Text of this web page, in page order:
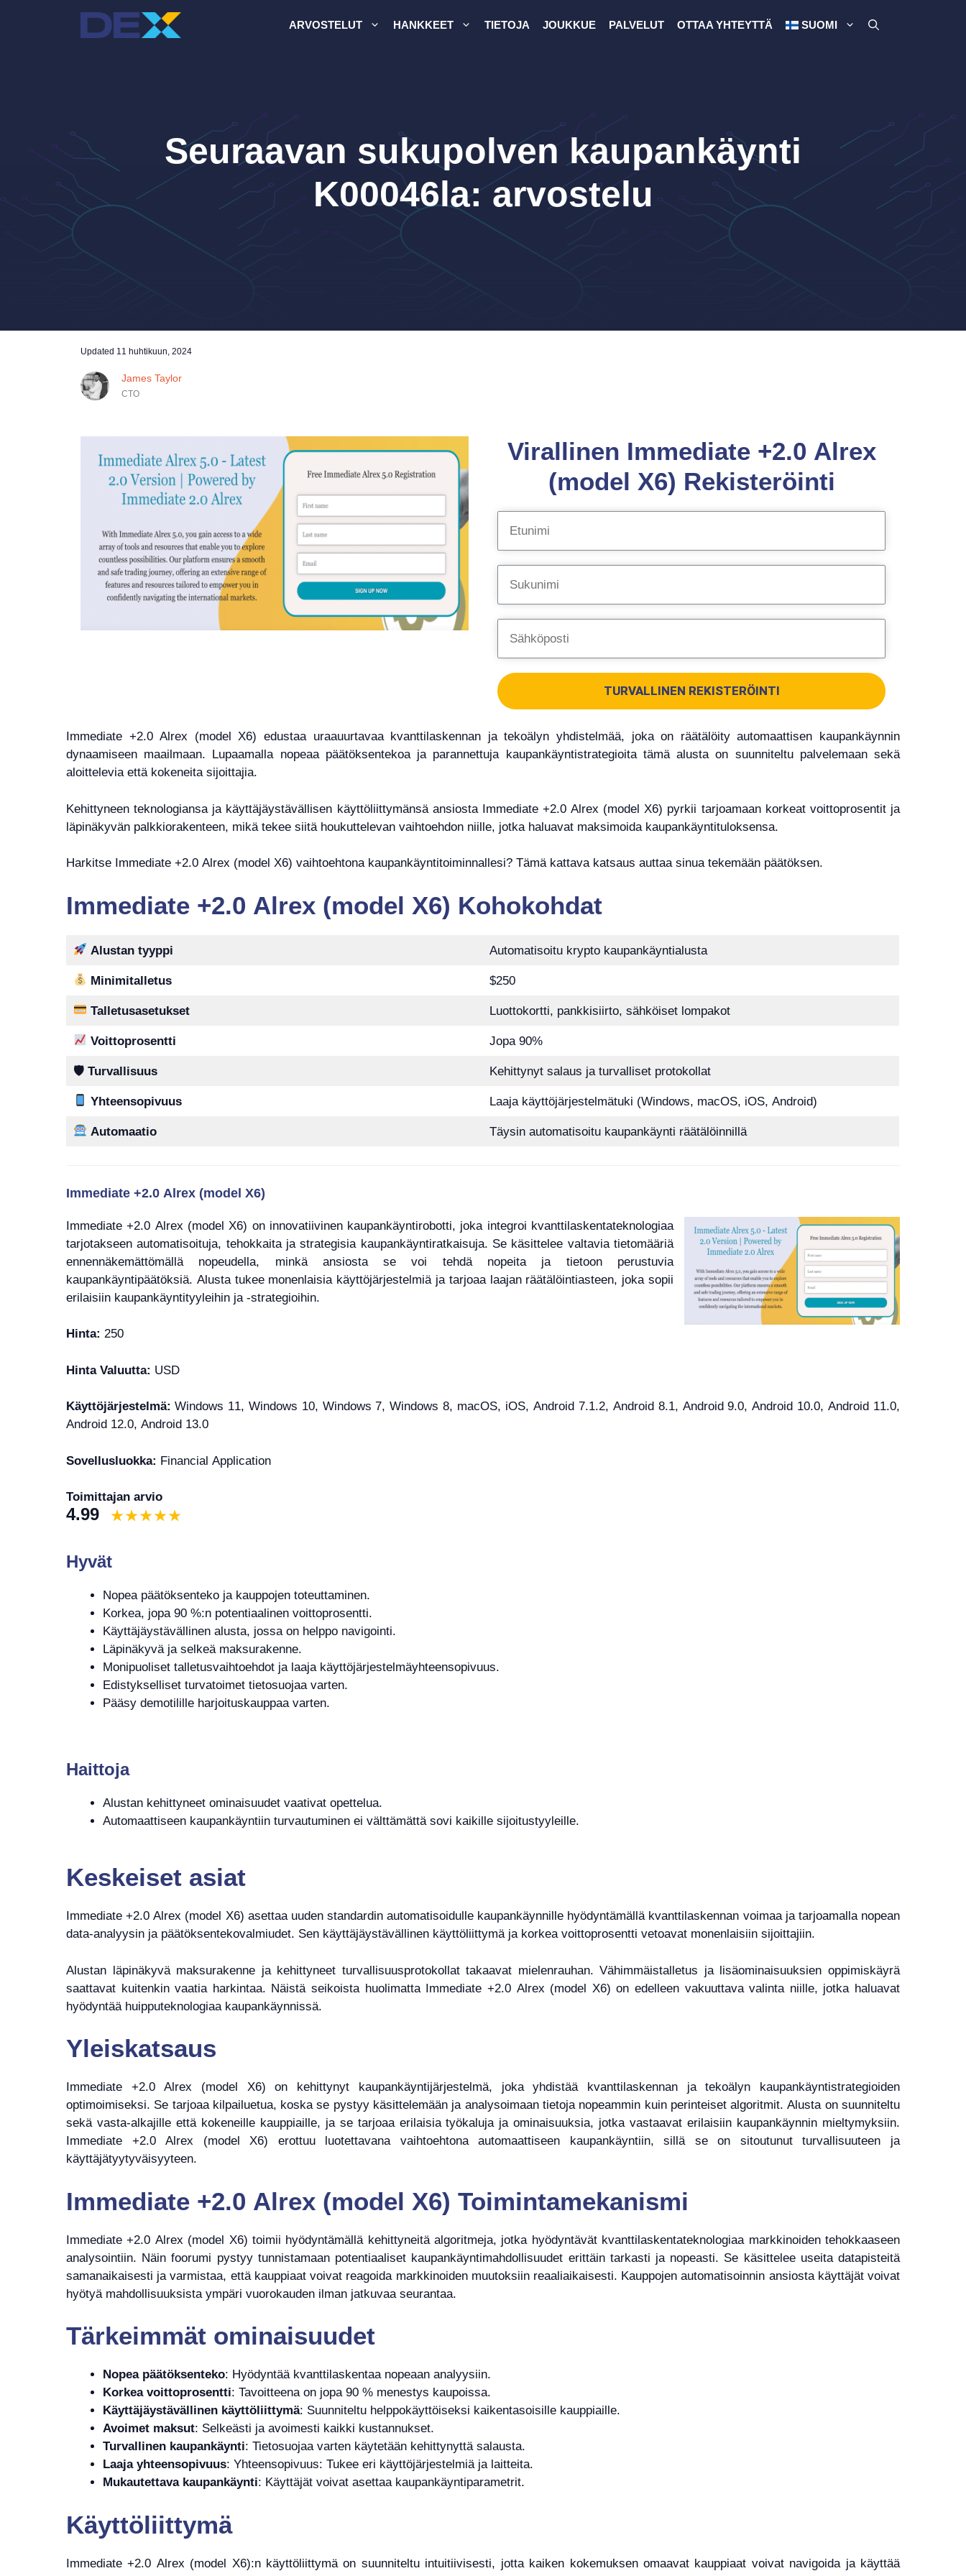
ARVOSTELUT HANKKEET TIETOJA JOUKKUE PALVELUT OTTAA YHTEYTTÄ SUOMI
Seuraavan sukupolven kaupankäynti
K00046la: arvostelu
Updated 11 huhtikuun, 2024
James Taylor
CTO
Virallinen Immediate +2.0 Alrex
(model X6) Rekisteröinti
TURVALLINEN REKISTERÖINTI
Immediate +2.0 Alrex (model X6) edustaa uraauurtavaa kvanttilaskennan ja tekoälyn yhdistelmää, joka on räätälöity automaattisen kaupankäynnin
dynaamiseen maailmaan. Lupaamalla nopeaa päätöksentekoa ja parannettuja kaupankäyntistrategioita tämä alusta on suunniteltu palvelemaan sekä
aloittelevia että kokeneita sijoittajia.
Kehittyneen teknologiansa ja käyttäjäystävällisen käyttöliittymänsä ansiosta Immediate +2.0 Alrex (model X6) pyrkii tarjoamaan korkeat voittoprosentit ja
läpinäkyvän palkkiorakenteen, mikä tekee siitä houkuttelevan vaihtoehdon niille, jotka haluavat maksimoida kaupankäyntituloksensa.
Harkitse Immediate +2.0 Alrex (model X6) vaihtoehtona kaupankäyntitoiminnallesi? Tämä kattava katsaus auttaa sinua tekemään päätöksen.
Immediate +2.0 Alrex (model X6) Kohokohdat
Alustan tyyppi Automatisoitu krypto kaupankäyntialusta
Minimitalletus $250
Talletusasetukset Luottokortti, pankkisiirto, sähköiset lompakot
Voittoprosentti Jopa 90%
🛡 Turvallisuus Kehittynyt salaus ja turvalliset protokollat
Yhteensopivuus Laaja käyttöjärjestelmätuki (Windows, macOS, iOS, Android)
Automaatio Täysin automatisoitu kaupankäynti räätälöinnillä
Immediate +2.0 Alrex (model X6)
Immediate +2.0 Alrex (model X6) on innovatiivinen kaupankäyntirobotti, joka integroi kvanttilaskentateknologiaa
tarjotakseen automatisoituja, tehokkaita ja strategisia kaupankäyntiratkaisuja. Se käsittelee valtavia tietomääriä
ennennäkemättömällä nopeudella, minkä ansiosta se voi tehdä nopeita ja tietoon perustuvia
kaupankäyntipäätöksiä. Alusta tukee monenlaisia käyttöjärjestelmiä ja tarjoaa laajan räätälöintiasteen, joka sopii
erilaisiin kaupankäyntityyleihin ja -strategioihin.
Hinta: 250
Hinta Valuutta: USD
Käyttöjärjestelmä: Windows 11, Windows 10, Windows 7, Windows 8, macOS, iOS, Android 7.1.2, Android 8.1, Android 9.0, Android 10.0, Android 11.0,
Android 12.0, Android 13.0
Sovellusluokka: Financial Application
Toimittajan arvio
4.99
Hyvät
Nopea päätöksenteko ja kauppojen toteuttaminen.
Korkea, jopa 90 %:n potentiaalinen voittoprosentti.
Käyttäjäystävällinen alusta, jossa on helppo navigointi.
Läpinäkyvä ja selkeä maksurakenne.
Monipuoliset talletusvaihtoehdot ja laaja käyttöjärjestelmäyhteensopivuus.
Edistykselliset turvatoimet tietosuojaa varten.
Pääsy demotilille harjoituskauppaa varten.
Haittoja
Alustan kehittyneet ominaisuudet vaativat opettelua.
Automaattiseen kaupankäyntiin turvautuminen ei välttämättä sovi kaikille sijoitustyyleille.
Keskeiset asiat
Immediate +2.0 Alrex (model X6) asettaa uuden standardin automatisoidulle kaupankäynnille hyödyntämällä kvanttilaskennan voimaa ja tarjoamalla nopean
data-analyysin ja päätöksentekovalmiudet. Sen käyttäjäystävällinen käyttöliittymä ja korkea voittoprosentti vetoavat monenlaisiin sijoittajiin.
Alustan läpinäkyvä maksurakenne ja kehittyneet turvallisuusprotokollat takaavat mielenrauhan. Vähimmäistalletus ja lisäominaisuuksien oppimiskäyrä
saattavat kuitenkin vaatia harkintaa. Näistä seikoista huolimatta Immediate +2.0 Alrex (model X6) on edelleen vakuuttava valinta niille, jotka haluavat
hyödyntää huipputeknologiaa kaupankäynnissä.
Yleiskatsaus
Immediate +2.0 Alrex (model X6) on kehittynyt kaupankäyntijärjestelmä, joka yhdistää kvanttilaskennan ja tekoälyn kaupankäyntistrategioiden
optimoimiseksi. Se tarjoaa kilpailuetua, koska se pystyy käsittelemään ja analysoimaan tietoja nopeammin kuin perinteiset algoritmit. Alusta on suunniteltu
sekä vasta-alkajille että kokeneille kauppiaille, ja se tarjoaa erilaisia työkaluja ja ominaisuuksia, jotka vastaavat erilaisiin kaupankäynnin mieltymyksiin.
Immediate +2.0 Alrex (model X6) erottuu luotettavana vaihtoehtona automaattiseen kaupankäyntiin, sillä se on sitoutunut turvallisuuteen ja
käyttäjätyytyväisyyteen.
Immediate +2.0 Alrex (model X6) Toimintamekanismi
Immediate +2.0 Alrex (model X6) toimii hyödyntämällä kehittyneitä algoritmeja, jotka hyödyntävät kvanttilaskentateknologiaa markkinoiden tehokkaaseen
analysointiin. Näin foorumi pystyy tunnistamaan potentiaaliset kaupankäyntimahdollisuudet erittäin tarkasti ja nopeasti. Se käsittelee useita datapisteitä
samanaikaisesti ja varmistaa, että kauppiaat voivat reagoida markkinoiden muutoksiin reaaliaikaisesti. Kauppojen automatisoinnin ansiosta käyttäjät voivat
hyötyä mahdollisuuksista ympäri vuorokauden ilman jatkuvaa seurantaa.
Tärkeimmät ominaisuudet
Nopea päätöksenteko: Hyödyntää kvanttilaskentaa nopeaan analyysiin.
Korkea voittoprosentti: Tavoitteena on jopa 90 % menestys kaupoissa.
Käyttäjäystävällinen käyttöliittymä: Suunniteltu helppokäyttöiseksi kaikentasoisille kauppiaille.
Avoimet maksut: Selkeästi ja avoimesti kaikki kustannukset.
Turvallinen kaupankäynti: Tietosuojaa varten käytetään kehittynyttä salausta.
Laaja yhteensopivuus: Yhteensopivuus: Tukee eri käyttöjärjestelmiä ja laitteita.
Mukautettava kaupankäynti: Käyttäjät voivat asettaa kaupankäyntiparametrit.
Käyttöliittymä
Immediate +2.0 Alrex (model X6):n käyttöliittymä on suunniteltu intuitiivisesti, jotta kaiken kokemuksen omaavat kauppiaat voivat navigoida ja käyttää